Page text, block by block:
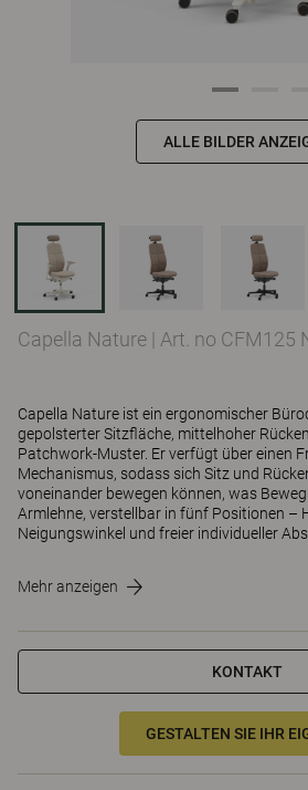
ALLE BILDER
Capella Nature | Art. no CFM125
Capella Nature ist ein ergonomischer
gepolsterter Sitzfläche, mittelhoher
Patchwork-Muster. Er verfügt über einen
Mechanismus, sodass sich Sitz und
voneinander bewegen können, was
Armlehne, verstellbar in fünf Positionen –
Neigungswinkel und freier individueller
Mehr anzeigen
KONTAKT
GESTALTEN SIE IHR